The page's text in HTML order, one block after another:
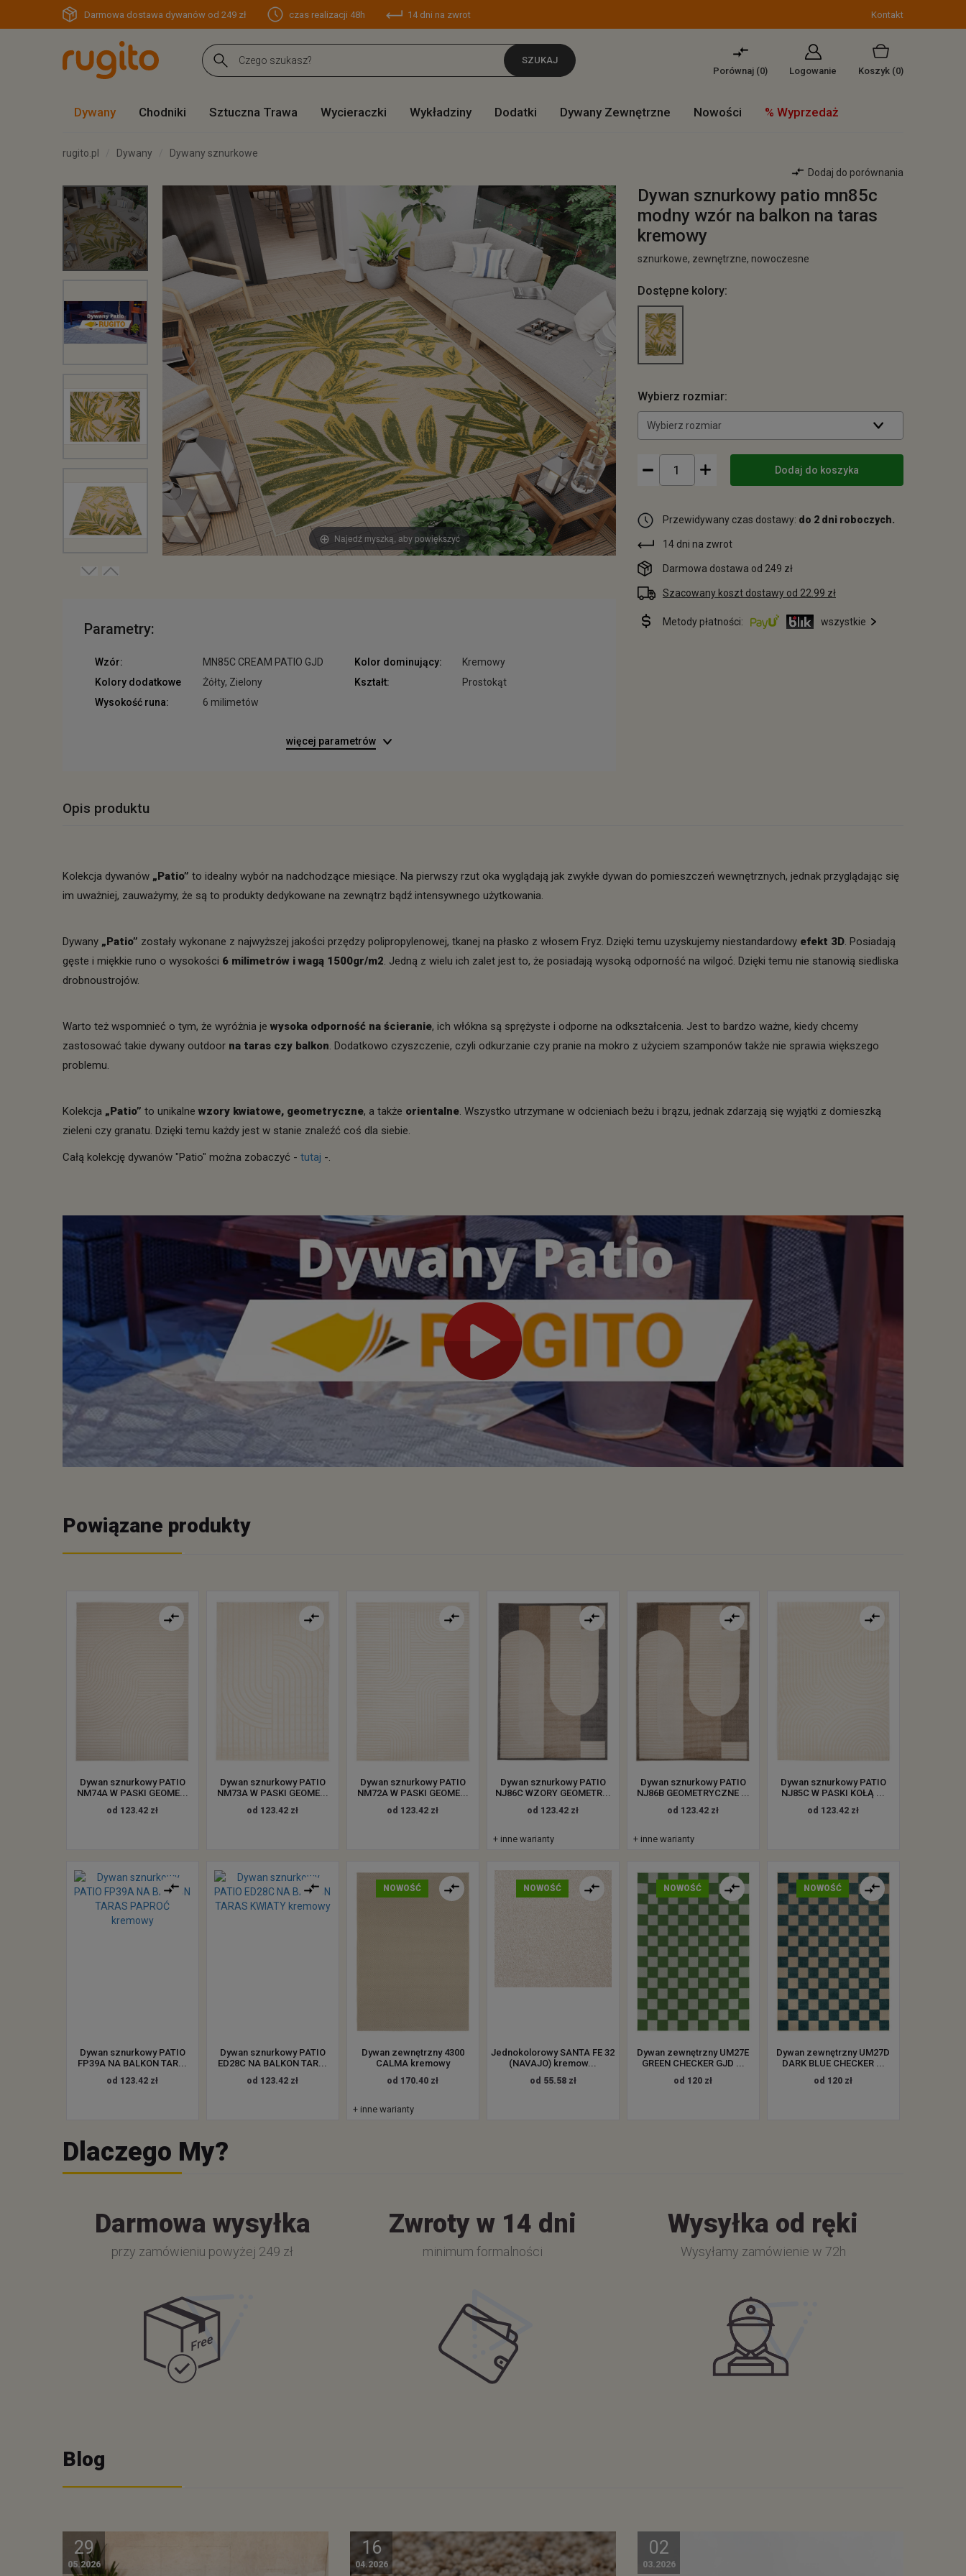
Darmowa dostawa dywanów od 249 zł czas realizacji 48h 14 dni na zwrot Kontakt
SZUKAJ
Porównaj (0) Logowanie Koszyk (0)
Dywany Chodniki Sztuczna Trawa Wycieraczki Wykładziny Dodatki Dywany Zewnętrzne Nowości % Wyprzedaż
rugito.pl Dywany Dywany sznurkowe
Najedź myszką, aby powiększyć
Parametry:
Wzór: MN85C CREAM PATIO GJD Kolor dominujący:
Kremowy
Kolory dodatkowe
Żółty, Zielony Kształt:
Prostokąt
Wysokość runa:
6 milimetów
więcej parametrów
Dodaj do porównania
Dywan sznurkowy patio mn85c
modny wzór na balkon na taras
kremowy
sznurkowe, zewnętrzne, nowoczesne
Dostępne kolory:
Wybierz rozmiar:
Wybierz rozmiar
Dodaj do koszyka
Przewidywany czas dostawy: do 2 dni roboczych.
14 dni na zwrot
Darmowa dostawa od 249 zł
Szacowany koszt dostawy od 22.99 zł
Metody płatności: wszystkie
Opis produktu
Kolekcja dywanów „Patio” to idealny wybór na nadchodzące miesiące. Na pierwszy rzut oka wyglądają jak zwykłe dywan do pomieszczeń wewnętrznych, jednak przyglądając się
im uważniej, zauważymy, że są to produkty dedykowane na zewnątrz bądź intensywnego użytkowania.
Dywany „Patio” zostały wykonane z najwyższej jakości przędzy polipropylenowej, tkanej na płasko z włosem Fryz. Dzięki temu uzyskujemy niestandardowy efekt 3D. Posiadają
gęste i miękkie runo o wysokości 6 milimetrów i wagą 1500gr/m2. Jedną z wielu ich zalet jest to, że posiadają wysoką odporność na wilgoć. Dzięki temu nie stanowią siedliska
drobnoustrojów.
Warto też wspomnieć o tym, że wyróżnia je wysoka odporność na ścieranie, ich włókna są sprężyste i odporne na odkształcenia. Jest to bardzo ważne, kiedy chcemy
zastosować takie dywany outdoor na taras czy balkon. Dodatkowo czyszczenie, czyli odkurzanie czy pranie na mokro z użyciem szamponów także nie sprawia większego
problemu.
Kolekcja „Patio” to unikalne wzory kwiatowe, geometryczne, a także orientalne. Wszystko utrzymane w odcieniach beżu i brązu, jednak zdarzają się wyjątki z domieszką
zieleni czy granatu. Dzięki temu każdy jest w stanie znaleźć coś dla siebie.
Całą kolekcję dywanów "Patio" można zobaczyć - tutaj -.
Powiązane produkty
Dywan sznurkowy PATIO
NM74A W PASKI GEOME...
od 123.42 zł
Dywan sznurkowy PATIO
NM73A W PASKI GEOME...
od 123.42 zł
Dywan sznurkowy PATIO
NM72A W PASKI GEOME...
od 123.42 zł
Dywan sznurkowy PATIO
NJ86C WZORY GEOMETR...
od 123.42 zł
+ inne warianty
Dywan sznurkowy PATIO
NJ86B GEOMETRYCZNE ...
od 123.42 zł
+ inne warianty
Dywan sznurkowy PATIO
NJ85C W PASKI KOŁĄ ...
od 123.42 zł
Dywan sznurkowy PATIO
FP39A NA BALKON TAR...
od 123.42 zł
Dywan sznurkowy PATIO
ED28C NA BALKON TAR...
od 123.42 zł
NOWOŚĆ
Dywan zewnętrzny 4300
CALMA kremowy
od 170.40 zł
+ inne warianty
NOWOŚĆ
Jednokolorowy SANTA FE 32
(NAVAJO) kremow...
od 55.58 zł
NOWOŚĆ
Dywan zewnętrzny UM27E
GREEN CHECKER GJD ...
od 120 zł
NOWOŚĆ
Dywan zewnętrzny UM27D
DARK BLUE CHECKER ...
od 120 zł
Dlaczego My?
Darmowa wysyłka
przy zamówieniu powyżej 249 zł
Zwroty w 14 dni
minimum formalności
Wysyłka od ręki
Wysyłamy zamówienie w 72h
Blog
29
05.2026
16
04.2026
02
03.2026